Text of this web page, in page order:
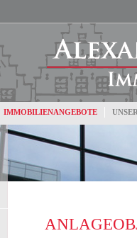
IMMOBILIENANGEBOTE